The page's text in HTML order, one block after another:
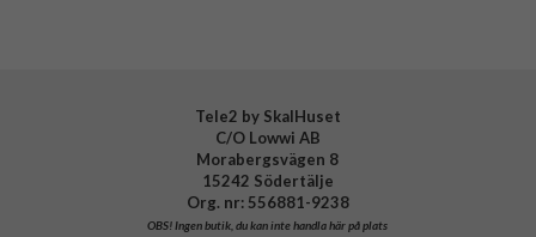
Tele2 by SkalHuset
C/O Lowwi AB
Morabergsvägen 8
15242 Södertälje
Org. nr: 556881-9238
OBS!Ingen butik, du kan inte handla här på plats